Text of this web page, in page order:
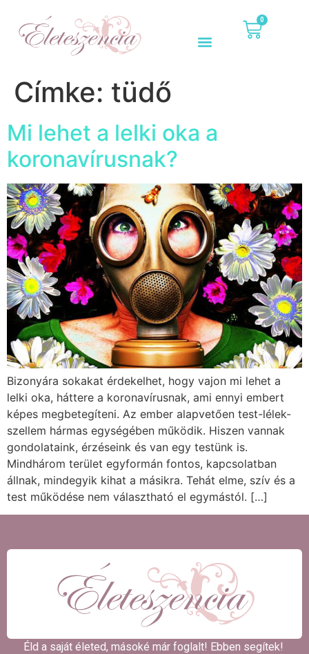
0
Címke: tüdő
Mi lehet a lelki oka a
koronavírusnak?
Bizonyára sokakat érdekelhet, hogy vajon mi lehet a
lelki oka, háttere a koronavírusnak, ami ennyi embert
képes megbetegíteni. Az ember alapvetően test-lélek-
szellem hármas egységében működik. Hiszen vannak
gondolataink, érzéseink és van egy testünk is.
Mindhárom terület egyformán fontos, kapcsolatban
állnak, mindegyik kihat a másikra. Tehát elme, szív és a
test működése nem választható el egymástól. […]
Éld a saját életed, másoké már foglalt! Ebben segítek! ​